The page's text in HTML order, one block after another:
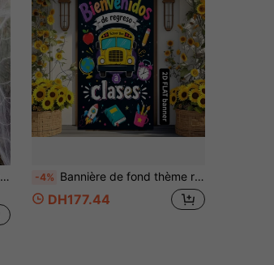
-4% Bannière de fond thème rentrée scolaire 2D à dos plat, thème bienvenue à l'école avec bus scolaire jaune, fournitures, pomme et autres éléments d'apprentissage, en matériau polyester, sans alimentation électrique, pratique à utiliser, convient pour les scènes intérieures et extérieures, peut être utilisé comme décoration murale, toile de fond photo, applicable pour la décoration de campus, les activités à la maison, la décoration de magasin, la décoration de studio, les cadeaux de fête, style vif et accrocheur avec un excellent effet décoratif
DH177.44